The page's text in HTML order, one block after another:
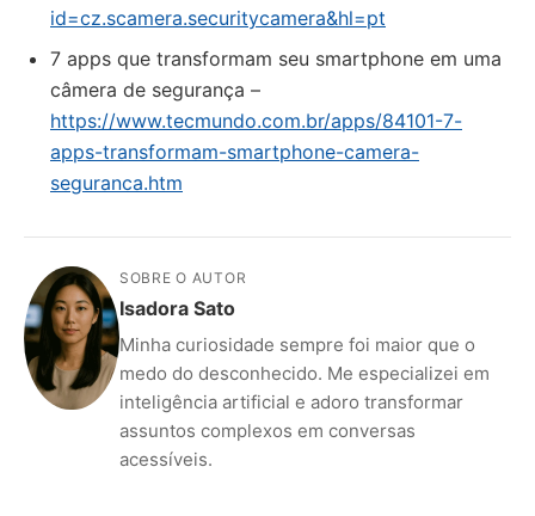
id=cz.scamera.securitycamera&hl=pt
7 apps que transformam seu smartphone em uma
câmera de segurança –
https://www.tecmundo.com.br/apps/84101-7-
apps-transformam-smartphone-camera-
seguranca.htm
SOBRE O AUTOR
Isadora Sato
Minha curiosidade sempre foi maior que o
medo do desconhecido. Me especializei em
inteligência artificial e adoro transformar
assuntos complexos em conversas
acessíveis.